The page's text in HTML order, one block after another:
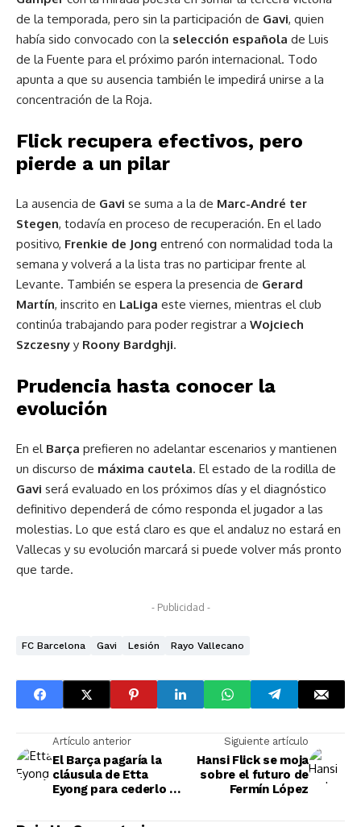
de la temporada, pero sin la participación de Gavi, quien
había sido convocado con la selección española de Luis
de la Fuente para el próximo parón internacional. Todo
apunta a que su ausencia también le impedirá unirse a la
concentración de la Roja.
Flick recupera efectivos, pero
pierde a un pilar
La ausencia de Gavi se suma a la de Marc-André ter
Stegen, todavía en proceso de recuperación. En el lado
positivo, Frenkie de Jong entrenó con normalidad toda la
semana y volverá a la lista tras no participar frente al
Levante. También se espera la presencia de Gerard
Martín, inscrito en LaLiga este viernes, mientras el club
continúa trabajando para poder registrar a Wojciech
Szczesny y Roony Bardghji.
Prudencia hasta conocer la
evolución
En el Barça prefieren no adelantar escenarios y mantienen
un discurso de máxima cautela. El estado de la rodilla de
Gavi será evaluado en los próximos días y el diagnóstico
definitivo dependerá de cómo responda el jugador a las
molestias. Lo que está claro es que el andaluz no estará en
Vallecas y su evolución marcará si puede volver más pronto
que tarde.
- Publicidad -
FC Barcelona Gavi Lesión Rayo Vallecano
Artículo anterior
El Barça pagaría la
cláusula de Etta
Eyong para cederlo al
Siguiente artículo
Hansi Flick se moja
sobre el futuro de
Fermín López